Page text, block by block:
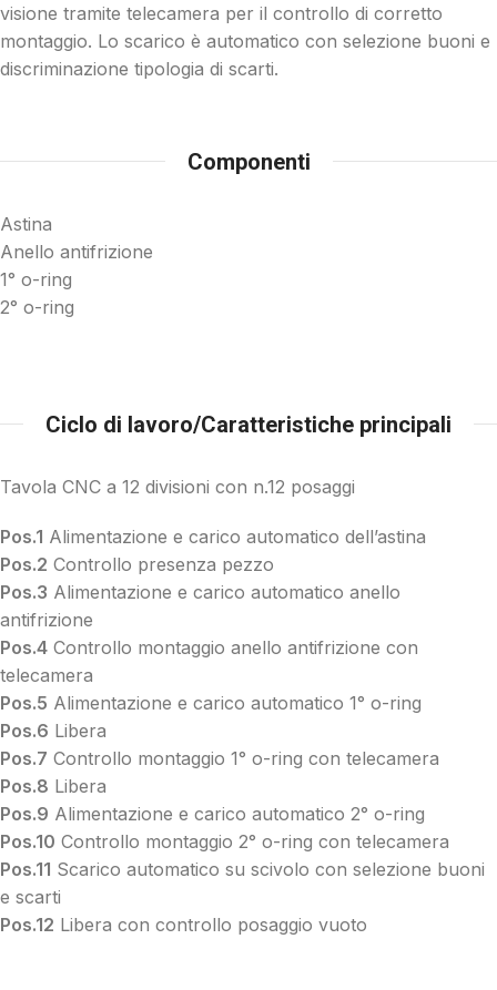
visione tramite telecamera per il controllo di corretto
montaggio. Lo scarico è automatico con selezione buoni e
discriminazione tipologia di scarti.
Componenti
Astina
Anello antifrizione
1° o-ring
2° o-ring
Ciclo di lavoro/Caratteristiche principali
Tavola CNC a 12 divisioni con n.12 posaggi
Pos.1 Alimentazione e carico automatico dell’astina
Pos.2 Controllo presenza pezzo
Pos.3 Alimentazione e carico automatico anello
antifrizione
Pos.4 Controllo montaggio anello antifrizione con
telecamera
Pos.5 Alimentazione e carico automatico 1° o-ring
Pos.6 Libera
Pos.7 Controllo montaggio 1° o-ring con telecamera
Pos.8 Libera
Pos.9 Alimentazione e carico automatico 2° o-ring
Pos.10 Controllo montaggio 2° o-ring con telecamera
Pos.11 Scarico automatico su scivolo con selezione buoni
e scarti
Pos.12 Libera con controllo posaggio vuoto